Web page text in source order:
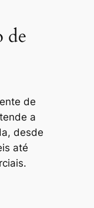
de
de
a
desde
até